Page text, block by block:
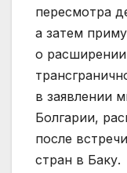
пересмотра
а затем
о
в заявлении
Болгарии,
после
стран в Баку.